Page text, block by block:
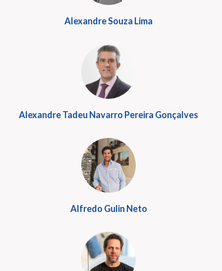
Alexandre Souza Lima
Alexandre Tadeu Navarro Pereira Gonçalves
Alfredo Gulin Neto